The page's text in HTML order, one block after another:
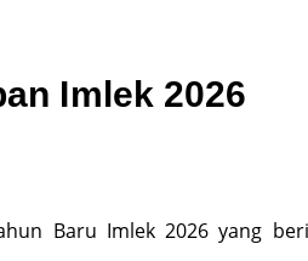
Imlek 2026
Baru Imlek 2026 yang